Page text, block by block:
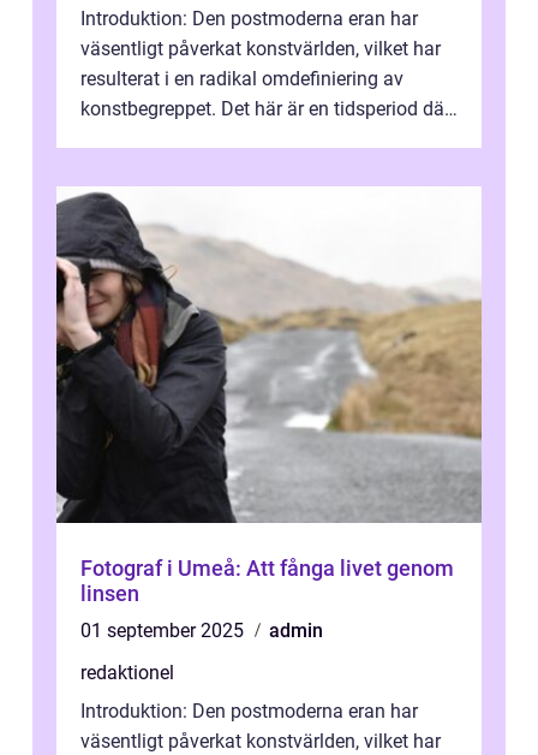
Introduktion: Den postmoderna eran har
väsentligt påverkat konstvärlden, vilket har
resulterat i en radikal omdefiniering av
konstbegreppet. Det här är en tidsperiod där
Fotograf i Umeå: Att fånga livet genom
linsen
01 september 2025
admin
redaktionel
Introduktion: Den postmoderna eran har
väsentligt påverkat konstvärlden, vilket har